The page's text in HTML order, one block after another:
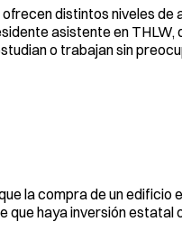
distintos niveles de
asistente en THLW,
o trabajan sin
la compra de un edificio
que haya inversión estatal